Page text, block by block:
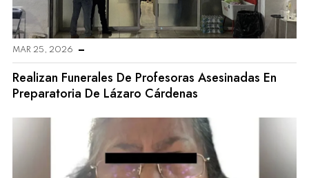
MAR 25, 2026
Realizan Funerales De Profesoras Asesinadas En
Preparatoria De Lázaro Cárdenas